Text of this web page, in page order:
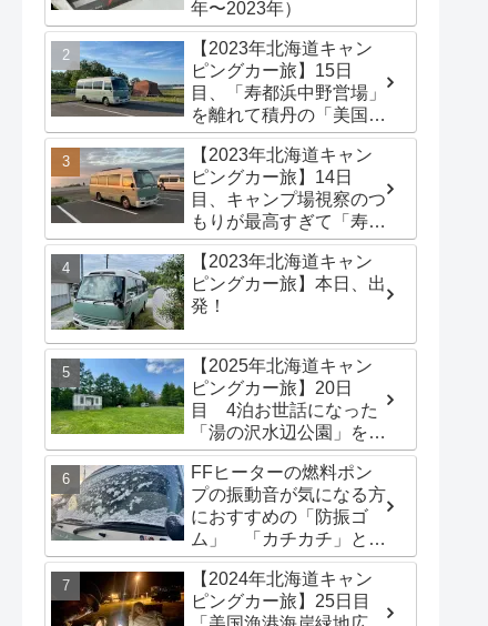
年〜2023年）
【2023年北海道キャン
ピングカー旅】15日
目、「寿都浜中野営場」
を離れて積丹の「美国漁
港海岸緑地広場」でター
プテントを立てる
【2023年北海道キャン
ピングカー旅】14日
目、キャンプ場視察のつ
もりが最高すぎて「寿都
浜中野営場」滞在するこ
とに
【2023年北海道キャン
ピングカー旅】本日、出
発！
【2025年北海道キャン
ピングカー旅】20日
目 4泊お世話になった
「湯の沢水辺公園」を出
発し、「函館トヨタ 森
店」でキャンピングカー
のオイル交換完了！今日
は伊達市の「徳舜瞥山麓
キャンプ場」へ
FFヒーターの燃料ポン
プの振動音が気になる方
におすすめの「防振ゴ
ム」 「カチカチ」とい
う機械音は別対策が必要
です
【2024年北海道キャン
ピングカー旅】25日目